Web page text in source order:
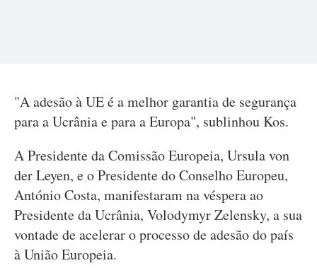
"A adesão à UE é a melhor garantia de segurança
para a Ucrânia e para a Europa", sublinhou Kos.
A Presidente da Comissão Europeia, Ursula von
der Leyen, e o Presidente do Conselho Europeu,
António Costa, manifestaram na véspera ao
Presidente da Ucrânia, Volodymyr Zelensky, a sua
vontade de acelerar o processo de adesão do país
à União Europeia.